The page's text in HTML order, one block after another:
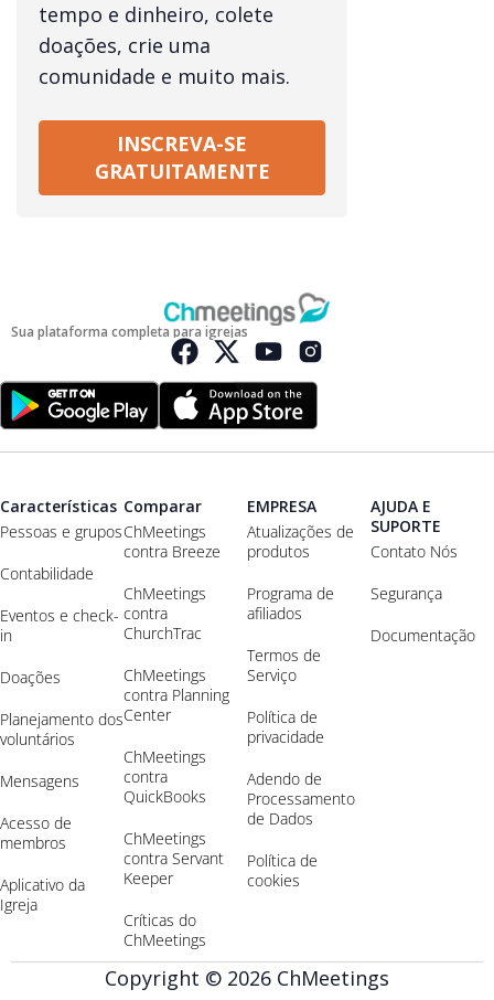
tempo e dinheiro, colete
doações, crie uma
comunidade e muito mais.
INSCREVA-SE
GRATUITAMENTE
Sua plataforma completa para igrejas
Características
Pessoas e grupos
Contabilidade
Eventos e check-
in
Doações
Planejamento dos
voluntários
Mensagens
Acesso de
membros
Aplicativo da
Igreja
Comparar
ChMeetings
contra Breeze
ChMeetings
contra
ChurchTrac
ChMeetings
contra Planning
Center
ChMeetings
contra
QuickBooks
ChMeetings
contra Servant
Keeper
Críticas do
ChMeetings
EMPRESA
Atualizações de
produtos
Programa de
afiliados
Termos de
Serviço
Política de
privacidade
Adendo de
Processamento
de Dados
Política de
cookies
AJUDA E
SUPORTE
Contato Nós
Segurança
Documentação
Copyright © 2026 ChMeetings